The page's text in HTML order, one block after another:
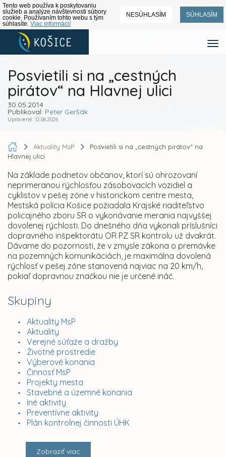
Tento web používa k poskytovaniu
služieb a analýze návštevnosti súbory
cookie. Používaním tohto webu s tým
súhlasíte. Viac informácií
NESÚHLASÍM SÚHLASÍM
Posvietili si na „cestných
pirátov“ na Hlavnej ulici
30.05.2014
Publikoval: Peter Geršák
Upravené: 12.06.2026
Skupiny
Aktuality MsP
Aktuality
Verejné súťaže a dražby
Životné prostredie
Výberové konania
Činnosť MsP
Projekty mesta
Stavebné a územné konania
Iné aktivity
Preventívne aktivity
Plán kontrolnej činnosti ÚHK
Zobraziť viac
Aktuality MsP
Posvietili si na „cestných pirátov“ na
Hlavnej ulici
Na základe podnetov občanov, ktorí sú ohrozovaní
neprimeranou rýchlosťou zásobovacích vozidiel a
cyklistov v pešej zóne v historickom centre mesta,
Mestská polícia Košice požiadala Krajské riaditeľstvo
policajného zboru SR o vykonávanie merania najvyššej
dovolenej rýchlosti. Do dnešného dňa vykonali príslušníci
dopravného inšpektorátu OR PZ SR kontrolu už dvakrát.
Dávame do pozornosti, že v zmysle zákona o premávke
na pozemných komunikáciách, je maximálna dovolená
rýchlosť v pešej zóne stanovená najviac na 20 km/h,
pokiaľ dopravnou značkou nie je určené ináč.